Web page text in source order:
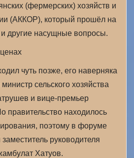
(фермерских) хозяйств и
(АККОР), который прошёл на
другие насущные вопросы.
чуть позже, его наверняка
сельского хозяйства
и вице-премьер
правительство находилось
поэтому в форуме
руководителя
Хатуов.